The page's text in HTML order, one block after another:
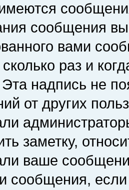
сообщения
вами
раз и
надпись не
от других
заметку,
ваше
сообщения,